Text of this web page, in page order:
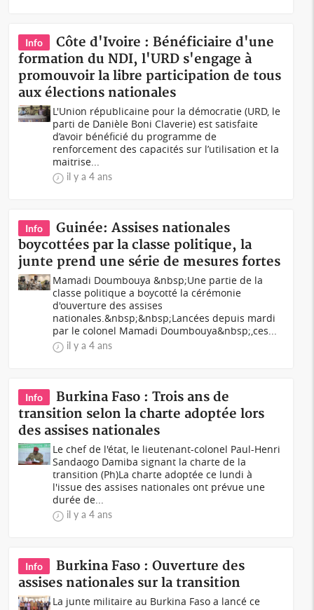
Info
Côte d'Ivoire : Bénéficiaire d'une
formation du NDI, l'URD s'engage à
promouvoir la libre participation de tous
aux élections nationales
L'Union républicaine pour la démocratie (URD, le
parti de Danièle Boni Claverie) est satisfaite
d’avoir bénéficié du programme de
renforcement des capacités sur l’utilisation et la
maitrise...
il y a 4 ans
Info
Guinée: Assises nationales
boycottées par la classe politique, la
junte prend une série de mesures fortes
Mamadi Doumbouya &nbsp;Une partie de la
classe politique a boycotté la cérémonie
d'ouverture des assises
nationales.&nbsp;&nbsp;Lancées depuis mardi
par le colonel Mamadi Doumbouya&nbsp;,ces...
il y a 4 ans
Info
Burkina Faso : Trois ans de
transition selon la charte adoptée lors
des assises nationales
Le chef de l'état, le lieutenant-colonel Paul-Henri
Sandaogo Damiba signant la charte de la
transition (Ph)La charte adoptée ce lundi à
l'issue des assises nationales ont prévue une
durée de...
il y a 4 ans
Info
Burkina Faso : Ouverture des
assises nationales sur la transition
La junte militaire au Burkina Faso a lancé ce